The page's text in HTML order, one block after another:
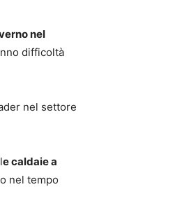
nel
difficoltà
nel settore
e caldaie a
nel tempo